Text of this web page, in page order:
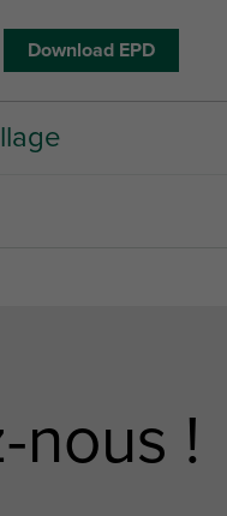
Download EPD
nous !